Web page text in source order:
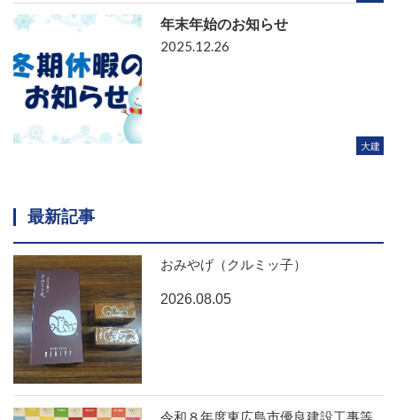
年末年始のお知らせ
大建
2025.12.26
最新記事
おみやげ（クルミッ子）
2026.08.05
令和８年度東広島市優良建設工事等